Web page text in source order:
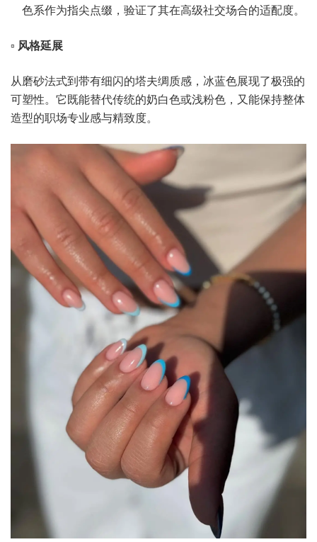
色系作为指尖点缀，验证了其在高级社交场合的适配度。
▫️ 风格延展
从磨砂法式到带有细闪的塔夫绸质感，冰蓝色展现了极强的
可塑性。它既能替代传统的奶白色或浅粉色，又能保持整体
造型的职场专业感与精致度。